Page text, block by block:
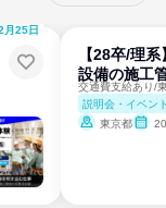
月25日
【28卒/理
設備の施工
交通費支給あり/
説明会・イベン
東京都